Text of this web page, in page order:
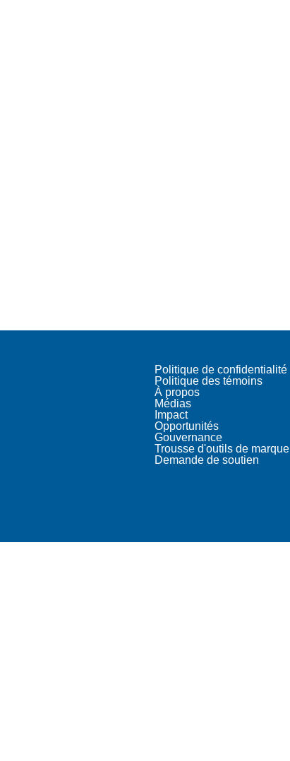
Politique de confidentialité
Politique des témoins
À propos
Médias
Impact
Opportunités
Gouvernance
Trousse d'outils de marque
Demande de soutien